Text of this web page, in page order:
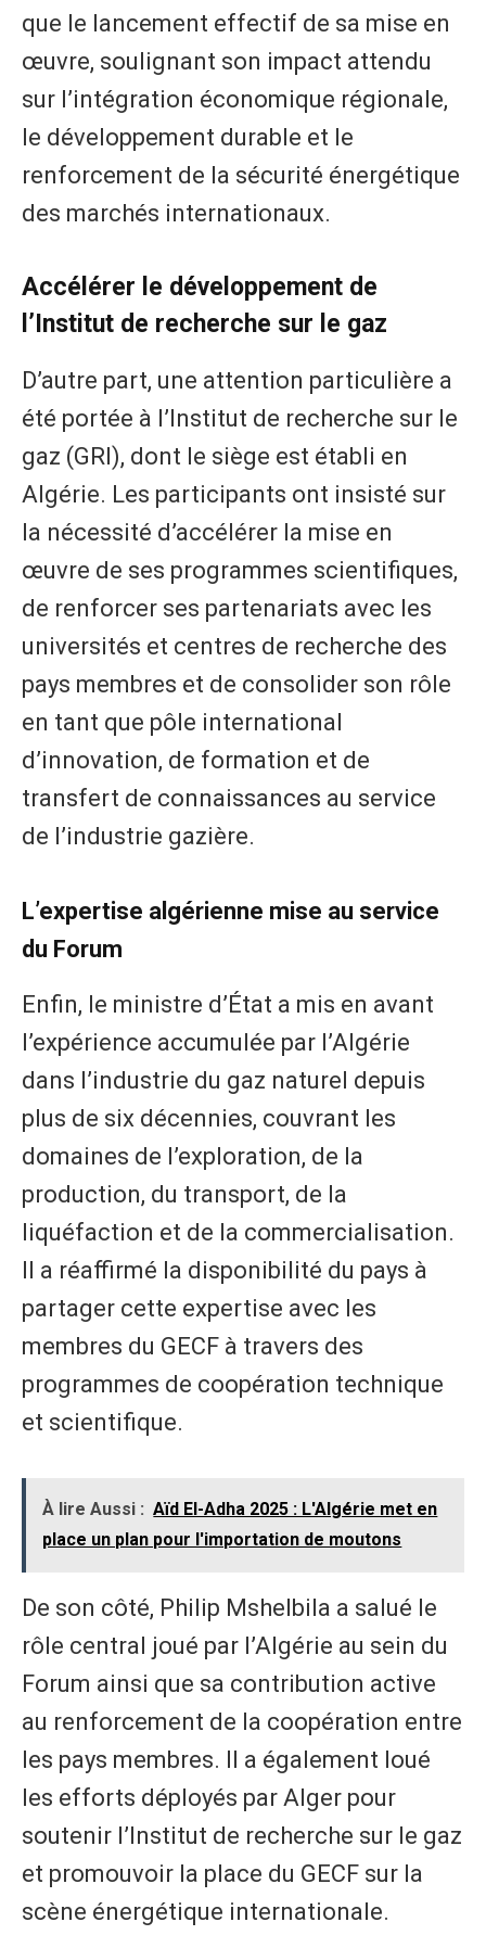
que le lancement effectif de sa mise en
œuvre, soulignant son impact attendu
sur l’intégration économique régionale,
le développement durable et le
renforcement de la sécurité énergétique
des marchés internationaux.
Accélérer le développement de
l’Institut de recherche sur le gaz
D’autre part, une attention particulière a
été portée à l’Institut de recherche sur le
gaz (GRI), dont le siège est établi en
Algérie. Les participants ont insisté sur
la nécessité d’accélérer la mise en
œuvre de ses programmes scientifiques,
de renforcer ses partenariats avec les
universités et centres de recherche des
pays membres et de consolider son rôle
en tant que pôle international
d’innovation, de formation et de
transfert de connaissances au service
de l’industrie gazière.
L’expertise algérienne mise au service
du Forum
Enfin, le ministre d’État a mis en avant
l’expérience accumulée par l’Algérie
dans l’industrie du gaz naturel depuis
plus de six décennies, couvrant les
domaines de l’exploration, de la
production, du transport, de la
liquéfaction et de la commercialisation.
Il a réaffirmé la disponibilité du pays à
partager cette expertise avec les
membres du GECF à travers des
programmes de coopération technique
et scientifique.
À lire Aussi : Aïd El-Adha 2025 : L'Algérie met en
place un plan pour l'importation de moutons
De son côté, Philip Mshelbila a salué le
rôle central joué par l’Algérie au sein du
Forum ainsi que sa contribution active
au renforcement de la coopération entre
les pays membres. Il a également loué
les efforts déployés par Alger pour
soutenir l’Institut de recherche sur le gaz
et promouvoir la place du GECF sur la
scène énergétique internationale.